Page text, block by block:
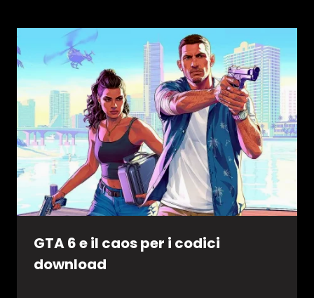
GTA 6 e il caos per i codici
download